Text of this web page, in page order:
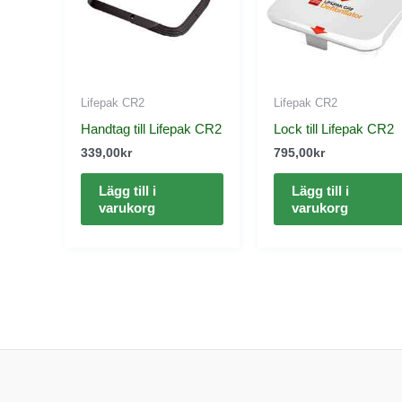
Lifepak CR2
Handtag till Lifepak CR2
339,00kr
Lägg till i
varukorg
Lifepak CR2
Lock till Lifepak CR2
795,00kr
Lägg till i
varukorg